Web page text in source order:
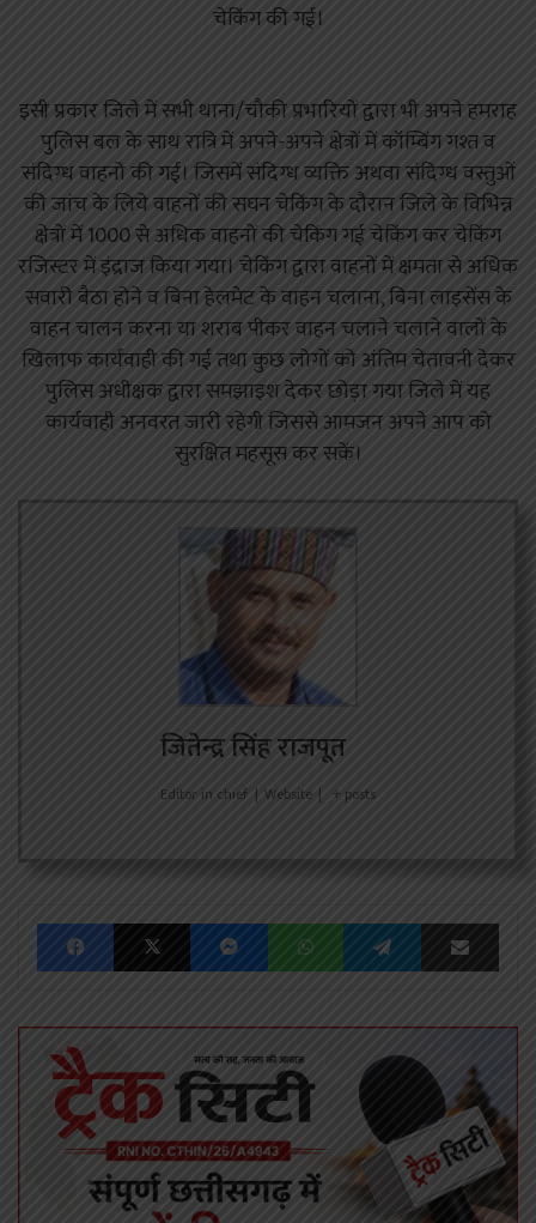
चेकिंग की गई।
इसी प्रकार जिले में सभी थाना/चौकी प्रभारियों द्वारा भी अपने हमराह
पुलिस बल के साथ रात्रि में अपने-अपने क्षेत्रों में कॉम्बिंग गश्त व
संदिग्ध वाहनो की गई। जिसमें संदिग्ध व्यक्ति अथवा संदिग्ध वस्तुओं
की जांच के लिये वाहनों की सघन चेकिंग के दौरान जिले के विभिन्न
क्षेत्रों में 1000 से अधिक वाहनों की चेकिंग गई चेकिंग कर चेकिंग
रजिस्टर में इंद्राज किया गया। चेकिंग द्वारा वाहनों में क्षमता से अधिक
सवारी बैठा होने व बिना हेलमेट के वाहन चलाना, बिना लाइसेंस के
वाहन चालन करना या शराब पीकर वाहन चलाने चलाने वालों के
खिलाफ कार्यवाही की गई तथा कुछ लोगों को अंतिम चेतावनी देकर
पुलिस अधीक्षक द्वारा समझाइश देकर छोड़ा गया जिले में यह
कार्यवाही अनवरत जारी रहेगी जिससे आमजन अपने आप को
सुरक्षित महसूस कर सकें।
जितेन्द्र सिंह राजपूत
Editor in chief | Website | + posts
FacebookX MessengerWhatsAppTelegram Share via Email